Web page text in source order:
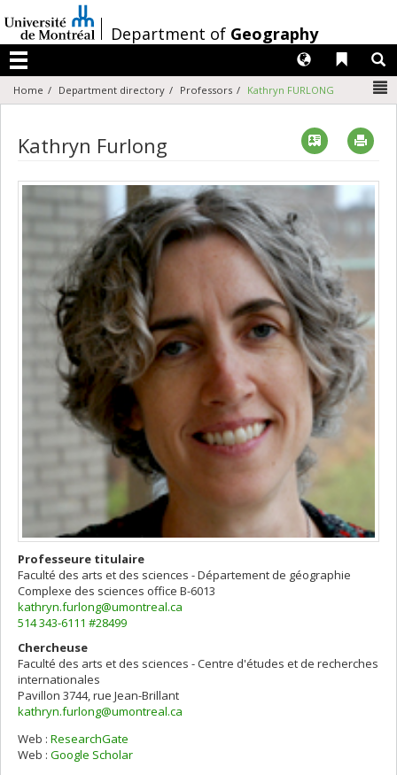
au
contenu
/Department of Geography
Menu
Liens
Langues
Home Department directory Professors Kathryn FURLONG
Kathryn Furlong Vcard
Professeure titulaire
Faculté des arts et des sciences - Département de géographie
Complexe des sciences office B-6013
kathryn.furlong@umontreal.ca
514 343-6111 #28499
Chercheuse
Faculté des arts et des sciences - Centre d'études et de recherches
internationales
Pavillon 3744, rue Jean-Brillant
kathryn.furlong@umontreal.ca
Web : ResearchGate
Web : Google Scholar